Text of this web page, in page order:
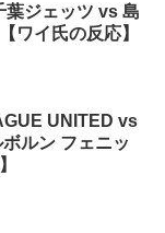
葉ジェッツ vs 島
ワイ氏の反応】
UNITED vs
ルン フェニッ